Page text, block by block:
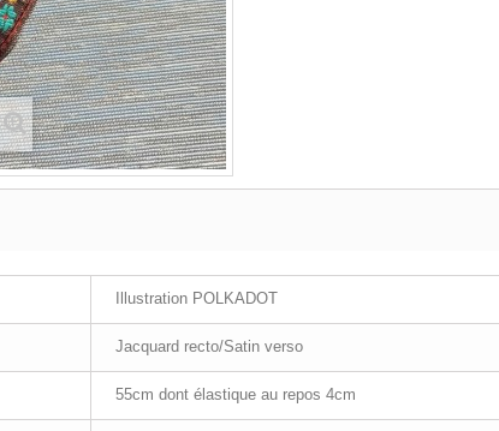
Illustration POLKADOT
Jacquard recto/Satin verso
55cm dont élastique au repos 4cm